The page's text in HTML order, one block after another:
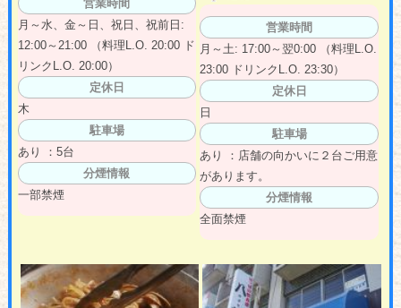
営業時間
月～水、金～日、祝日、祝前日:
12:00～21:00 （料理L.O. 20:00 ド
リンクL.O. 20:00）
定休日
木
駐車場
あり ：5台
分煙情報
一部禁煙
営業時間
月～土: 17:00～翌0:00 （料理L.O.
23:00 ドリンクL.O. 23:30）
定休日
日
駐車場
あり ：店舗の向かいに２台ご用意
があります。
分煙情報
全面禁煙